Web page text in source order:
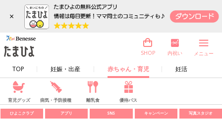
×
TOP 妊娠・出産 赤ちゃん・育児 妊活
SHOP 内祝い メニュー
育児グッズ 病気・予防接種 離乳食 優待パス
ひよこクラブ アプリ SNS キャンペーン 写真スタジオ